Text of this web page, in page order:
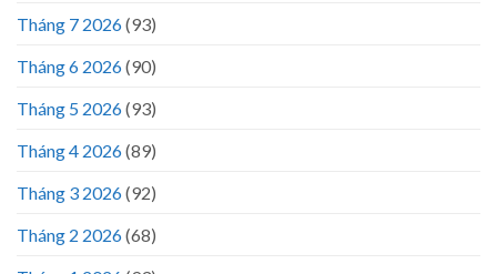
Tháng 7 2026(93)
Tháng 6 2026(90)
Tháng 5 2026(93)
Tháng 4 2026(89)
Tháng 3 2026(92)
Tháng 2 2026(68)